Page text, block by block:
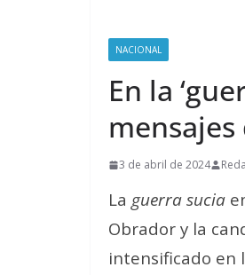
NACIONAL
En la
3 de abril de 2024
La guerra sucia
Obrador y la
intensificado en